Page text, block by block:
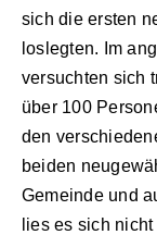
sich die ersten
loslegten. Im
versuchten sich
über 100
den
beiden
Gemeinde und
lies es sich